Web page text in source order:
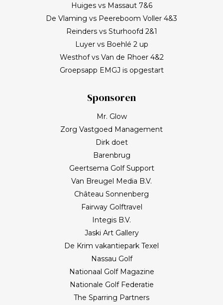
Huiges vs Massaut 7&6
De Vlaming vs Peereboom Voller 4&3
Reinders vs Sturhoofd 2&1
Luyer vs Boehlé 2 up
Westhof vs Van de Rhoer 4&2
Groepsapp EMGJ is opgestart
Sponsoren
Mr. Glow
Zorg Vastgoed Management
Dirk doet
Barenbrug
Geertsema Golf Support
Van Breugel Media B.V.
Château Sonnenberg
Fairway Golftravel
Integis B.V.
Jaski Art Gallery
De Krim vakantiepark Texel
Nassau Golf
Nationaal Golf Magazine
Nationale Golf Federatie
The Sparring Partners